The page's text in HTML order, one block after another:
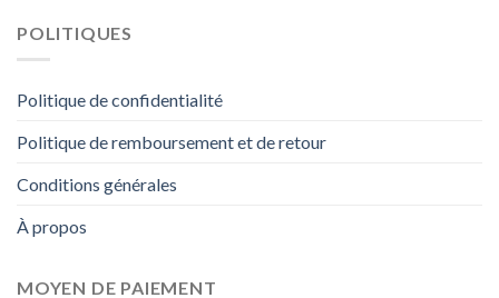
POLITIQUES
Politique de confidentialité
Politique de remboursement et de retour
Conditions générales
À propos
MOYEN DE PAIEMENT